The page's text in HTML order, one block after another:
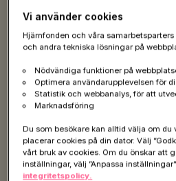
utmattningssyndromsom hon
tanken på att behöva börja
panikkänslor. Hon hamnade i
först fick en akut tid till
få den hjälp hon behövde och
tillbaka till vårdcentralen igen
henne beskedet att han inte
än att sjukskriva henne
ännu mer panik.
Vi använder cookies
Hjärnfonden och våra
och andra tekniska lösningar på
Nödvändiga funktioner på
Optimera användarupplevelsen för
Statistik och webbanalys, för att
Marknadsföring
Du som besökare kan alltid välja om
placerar cookies på din dator. Välj
vårt bruk av cookies. Om du önskar att
inställningar, välj ”Anpassa
integritetspolicy.